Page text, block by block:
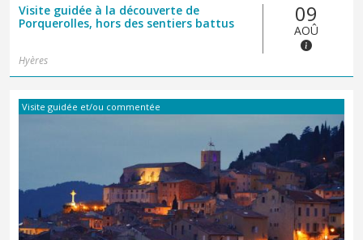
Visite guidée à la découverte de
Porquerolles, hors des sentiers battus
09
AOÛ
Hyères
Visite guidée et/ou commentée